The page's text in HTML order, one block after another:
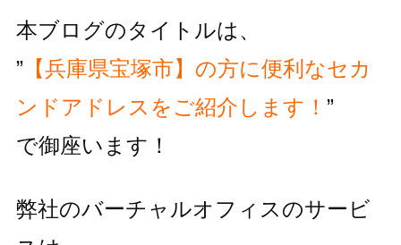
本ブログのタイトルは、
”【兵庫県宝塚市】の方に便利なセカ
ンドアドレスをご紹介します！ ”
で御座います！
弊社のバーチャルオフィスのサービ